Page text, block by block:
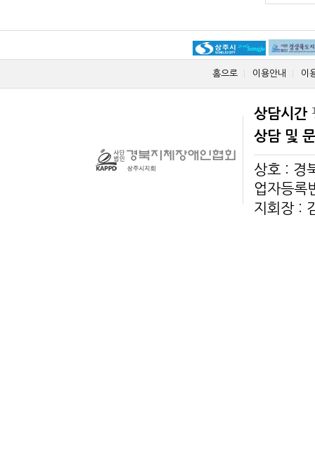
홈으로 이용안내 이
상담시간
상담 및
상호 : 경
업자등
지회장 :